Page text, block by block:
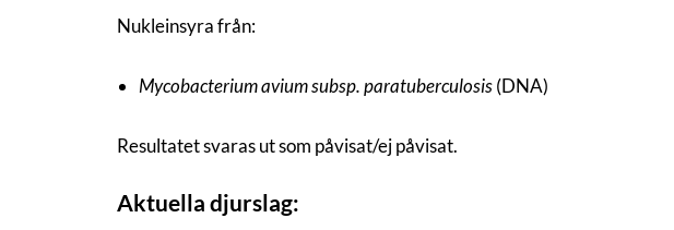
Nukleinsyra från:
Mycobacterium avium subsp. paratuberculosis(DNA)
Resultatet svaras ut som påvisat/ej påvisat.
Aktuella djurslag: